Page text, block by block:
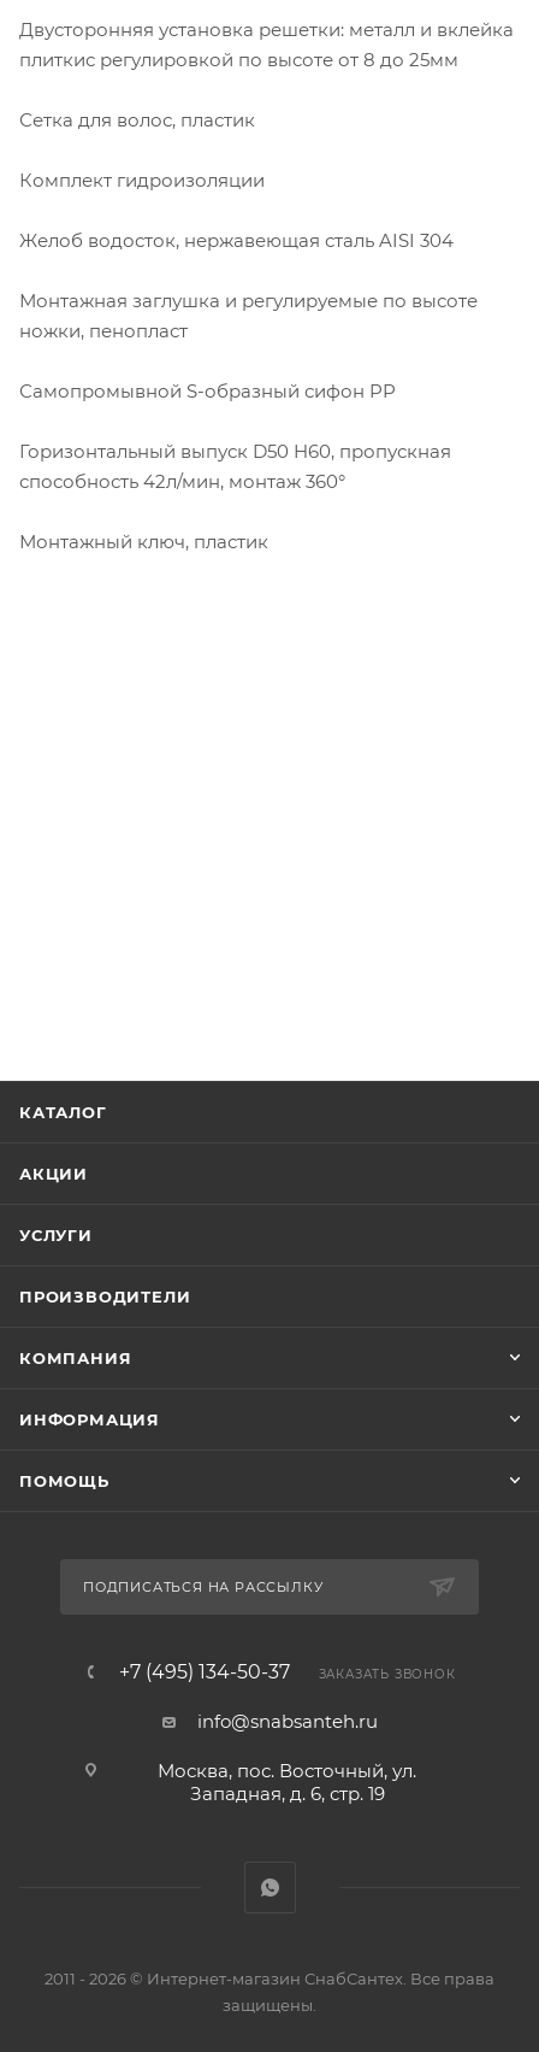
Двусторонняя установка решетки: металл и вклейка
плиткис регулировкой по высоте от 8 до 25мм
Сетка для волос, пластик
Комплект гидроизоляции
Желоб водосток, нержавеющая сталь AISI 304
Монтажная заглушка и регулируемые по высоте
ножки, пенопласт
Самопромывной S-образный сифон PP
Горизонтальный выпуск D50 H60, пропускная
способность 42л/мин, монтаж 360°
Монтажный ключ, пластик
КАТАЛОГ
АКЦИИ
УСЛУГИ
ПРОИЗВОДИТЕЛИ
КОМПАНИЯ
ИНФОРМАЦИЯ
ПОМОЩЬ
ПОДПИСАТЬСЯ НА РАССЫЛКУ
+7 (495) 134-50-37 ЗАКАЗАТЬ ЗВОНОК
info@snabsanteh.ru
Москва, пос. Восточный, ул.
Западная, д. 6, стр. 19
2011 - 2026 © Интернет-магазин СнабСантех. Все права
защищены.